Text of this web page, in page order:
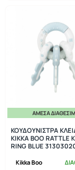
ΆΜΕΣΑ
Kikka Boo
ΚΟΥΔΟΥΝΙΣΤΡΑ
KIKKA BOO RATTLE
RING BLUE